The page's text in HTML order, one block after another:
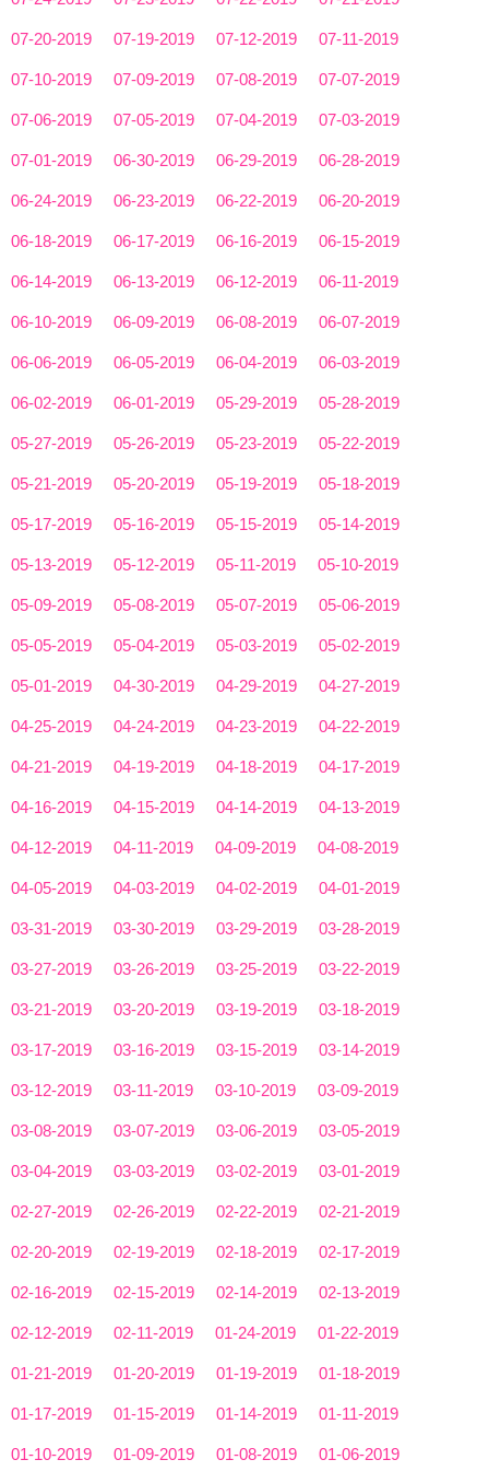
07-20-2019 07-19-2019 07-12-2019 07-11-2019
07-10-2019 07-09-2019 07-08-2019 07-07-2019
07-06-2019 07-05-2019 07-04-2019 07-03-2019
07-01-2019 06-30-2019 06-29-2019 06-28-2019
06-24-2019 06-23-2019 06-22-2019 06-20-2019
06-18-2019 06-17-2019 06-16-2019 06-15-2019
06-14-2019 06-13-2019 06-12-2019 06-11-2019
06-10-2019 06-09-2019 06-08-2019 06-07-2019
06-06-2019 06-05-2019 06-04-2019 06-03-2019
06-02-2019 06-01-2019 05-29-2019 05-28-2019
05-27-2019 05-26-2019 05-23-2019 05-22-2019
05-21-2019 05-20-2019 05-19-2019 05-18-2019
05-17-2019 05-16-2019 05-15-2019 05-14-2019
05-13-2019 05-12-2019 05-11-2019 05-10-2019
05-09-2019 05-08-2019 05-07-2019 05-06-2019
05-05-2019 05-04-2019 05-03-2019 05-02-2019
05-01-2019 04-30-2019 04-29-2019 04-27-2019
04-25-2019 04-24-2019 04-23-2019 04-22-2019
04-21-2019 04-19-2019 04-18-2019 04-17-2019
04-16-2019 04-15-2019 04-14-2019 04-13-2019
04-12-2019 04-11-2019 04-09-2019 04-08-2019
04-05-2019 04-03-2019 04-02-2019 04-01-2019
03-31-2019 03-30-2019 03-29-2019 03-28-2019
03-27-2019 03-26-2019 03-25-2019 03-22-2019
03-21-2019 03-20-2019 03-19-2019 03-18-2019
03-17-2019 03-16-2019 03-15-2019 03-14-2019
03-12-2019 03-11-2019 03-10-2019 03-09-2019
03-08-2019 03-07-2019 03-06-2019 03-05-2019
03-04-2019 03-03-2019 03-02-2019 03-01-2019
02-27-2019 02-26-2019 02-22-2019 02-21-2019
02-20-2019 02-19-2019 02-18-2019 02-17-2019
02-16-2019 02-15-2019 02-14-2019 02-13-2019
02-12-2019 02-11-2019 01-24-2019 01-22-2019
01-21-2019 01-20-2019 01-19-2019 01-18-2019
01-17-2019 01-15-2019 01-14-2019 01-11-2019
01-10-2019 01-09-2019 01-08-2019 01-06-2019